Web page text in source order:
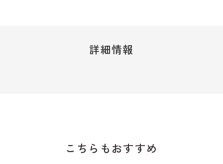
野沢温泉マウンテンリ
ゾート観光局について
よくあるご質
詳細情報
こちらもおすすめ